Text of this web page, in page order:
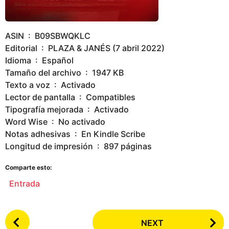
ASIN ‏ : ‎ B09SBWQKLC
Editorial ‏ : ‎ PLAZA & JANÉS (7 abril 2022)
Idioma ‏ : ‎ Español
Tamaño del archivo ‏ : ‎ 1947 KB
Texto a voz ‏ : ‎ Activado
Lector de pantalla ‏ : ‎ Compatibles
Tipografía mejorada ‏ : ‎ Activado
Word Wise ‏ : ‎ No activado
Notas adhesivas ‏ : ‎ En Kindle Scribe
Longitud de impresión ‏ : ‎ 897 páginas
Comparte esto:
Entrada
P
NEXT